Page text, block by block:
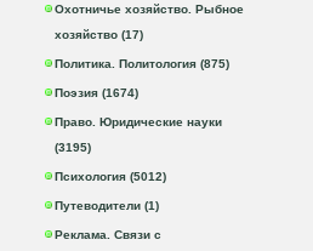
Охотничье хозяйство. Рыбное
хозяйство (17)
Политика. Политология (875)
Поэзия (1674)
Право. Юридические науки
(3195)
Психология (5012)
Путеводители (1)
Реклама. Связи с